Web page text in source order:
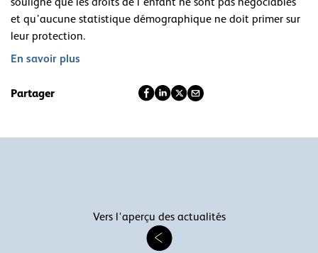
et qu’aucune statistique démographique ne doit primer sur
leur protection.
En savoir plus
Partager
Vers l'aperçu des actualités